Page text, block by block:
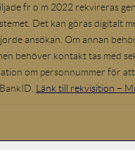
fr o m 2022 rekvireras
Det kan göras digitalt
ansökan. Om annan
behöver kontakt tas med
om personnummer för
Länk till rekvisition –